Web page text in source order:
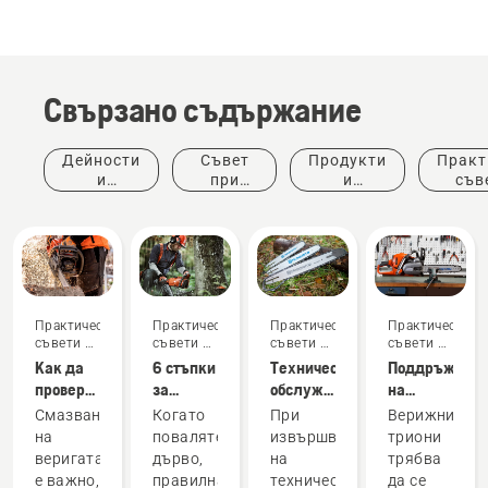
Свързано съдържание
Дейности
и
Съвет
при
Продукти
и
Практически
съвети и
ръководства
Как да
проверите
дали
смазването
на
веригата
Смазването
на
веригата
е важно,
Продукти
Ландшафтна
Практически
съвети и
ръководства
6 стъпки
за
успешно
поваляне
на дърво
Когато
поваляте
дървo,
правилната
Продукти
Практически
съвети и
ръководства
Техническо
обслужване
на
шината
за
верижен
При
извършване
на
техническо
Практически
съвети и
ръководства
Поддръжка
на
режещото
оборудване
Верижните
триони
трябва
да се
Истории
вдъхновение
Беседи
за
дърветата,
организирани